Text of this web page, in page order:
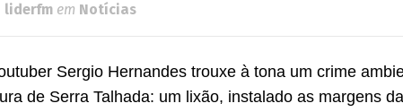
liderfm em Notícias
Sergio Hernandes trouxe à tona um crime
de Serra Talhada: um lixão, instalado as margens